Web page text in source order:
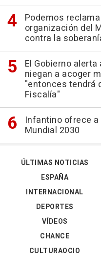
Podemos
organización del
contra la
El Gobierno
niegan a acoger
"entonces tendrá
Fiscalía"
Infantino ofrece
Mundial 2030
ÚLTIMAS NOTICIAS
ESPAÑA
INTERNACIONAL
DEPORTES
VÍDEOS
CHANCE
CULTURAOCIO